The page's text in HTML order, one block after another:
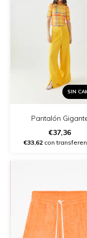
SIN
Pantalón
€37,36
€33,62 con